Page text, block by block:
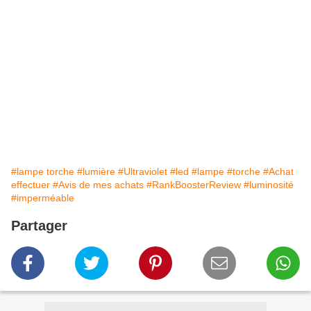
#lampe torche #lumière #Ultraviolet #led #lampe #torche #Achat
effectuer #Avis de mes achats #RankBoosterReview #luminosité
#imperméable
Partager